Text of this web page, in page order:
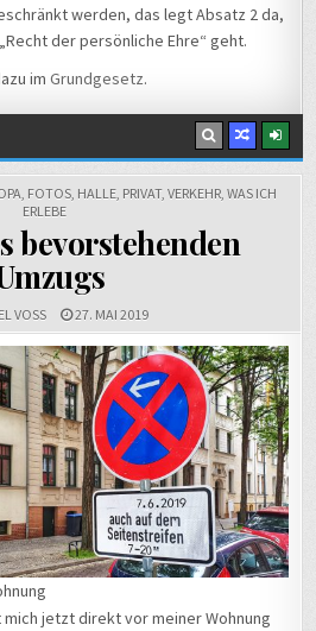
werden, das legt Absatz 2 da,
der persönliche Ehre“ geht.
im Grundgesetz.
, FOTOS, HALLE, PRIVAT, VERKEHR, WAS ICH
ERLEBE
bevorstehenden
VOSS 27. MAI 2019
jetzt direkt vor meiner Wohnung